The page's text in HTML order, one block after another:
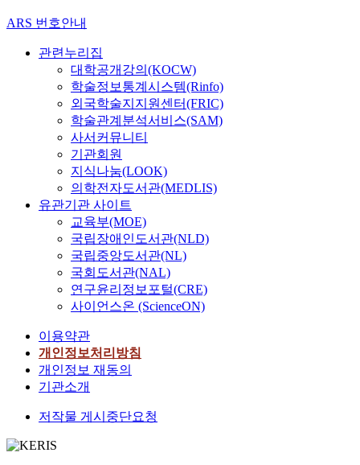
ARS 번호안내
관련누리집
대학공개강의(KOCW)
학술정보통계시스템(Rinfo)
외국학술지지원센터(FRIC)
학술관계분석서비스(SAM)
사서커뮤니티
기관회원
지식나눔(LOOK)
의학전자도서관(MEDLIS)
유관기관 사이트
교육부(MOE)
국립장애인도서관(NLD)
국립중앙도서관(NL)
국회도서관(NAL)
연구윤리정보포털(CRE)
사이언스온 (ScienceON)
이용약관
개인정보처리방침
개인정보 재동의
기관소개
저작물 게시중단요청